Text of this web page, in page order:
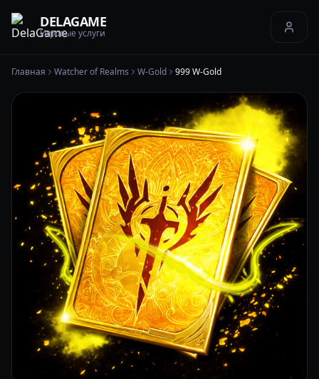
DELAGAME
Игровые услуги
Главная Watcher of Realms W-Gold 999 W-Gold